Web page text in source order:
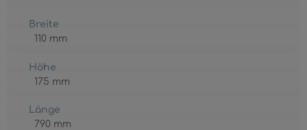
Breite
110 mm
Höhe
175 mm
Länge
790 mm